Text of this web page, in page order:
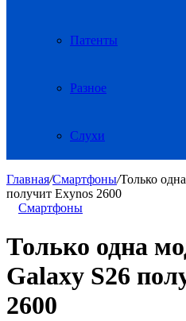
Патенты
Разное
Слухи
Главная/Смартфоны/Только
получит Exynos 2600
Смартфоны
Только одна
Galaxy S26
2600